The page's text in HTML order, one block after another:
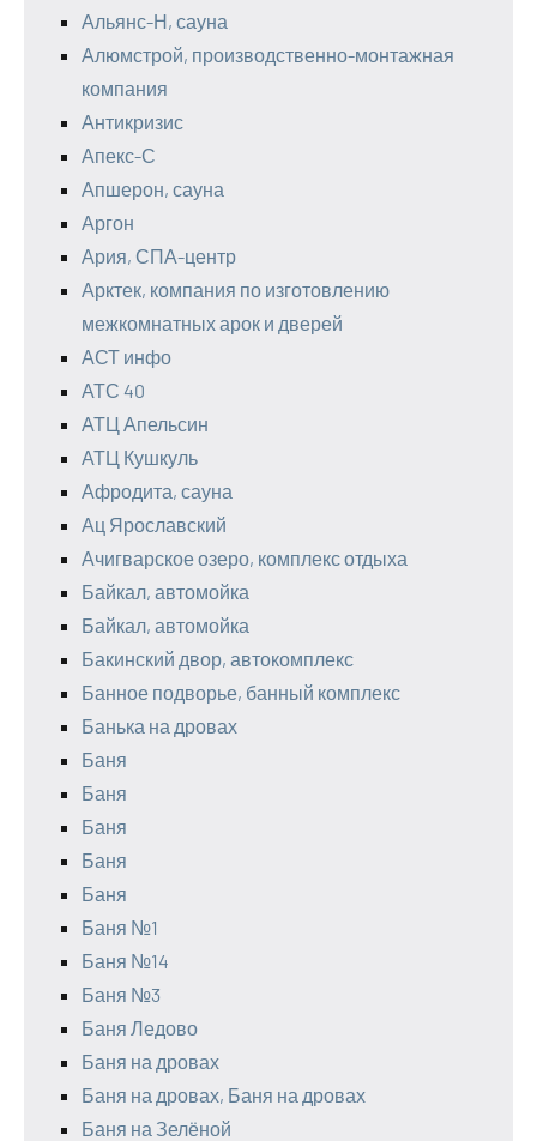
Альянс-Н, сауна
Алюмстрой, производственно-монтажная
компания
Антикризис
Апекс-С
Апшерон, сауна
Аргон
Ария, СПА-центр
Арктек, компания по изготовлению
межкомнатных арок и дверей
АСТ инфо
АТС 40
АТЦ Апельсин
АТЦ Кушкуль
Афродита, сауна
Ац Ярославский
Ачигварское озеро, комплекс отдыха
Байкал, автомойка
Байкал, автомойка
Бакинский двор, автокомплекс
Банное подворье, банный комплекс
Банька на дровах
Баня
Баня
Баня
Баня
Баня
Баня №1
Баня №14
Баня №3
Баня Ледово
Баня на дровах
Баня на дровах, Баня на дровах
Баня на Зелёной